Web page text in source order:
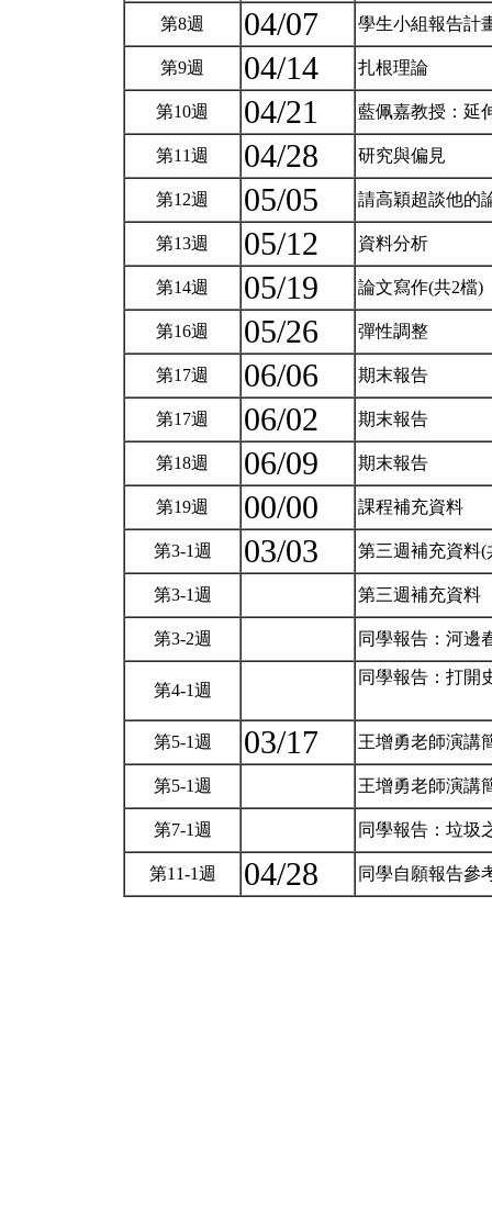
第8週 04/07 學生小組報告計
第9週 04/14 扎根理論
第10週 04/21 藍佩嘉教授：延
第11週 04/28 研究與偏見
第12週 05/05 請高穎超談他的
第13週 05/12 資料分析
第14週 05/19 論文寫作(共2檔)
第16週 05/26 彈性調整
第17週 06/06 期末報告
第17週 06/02 期末報告
第18週 06/09 期末報告
第19週 00/00 課程補充資料
第3-1週 03/03 第三週補充資料
第3-1週 第三週補充資料
第3-2週 同學報告：河邊
第4-1週
同學報告：打開
第5-1週 03/17 王增勇老師演講
第5-1週 王增勇老師演講
第7-1週 同學報告：垃圾
第11-1週 04/28 同學自願報告參